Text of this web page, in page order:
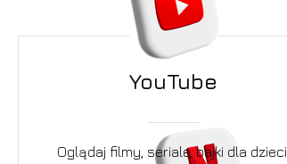
YouTube
Oglądaj filmy, seriale, bajki dla dzieci.